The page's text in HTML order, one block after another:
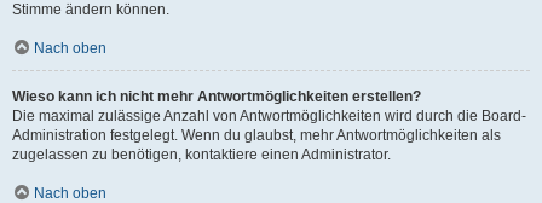
Stimme ändern können.
Nach oben
Wieso kann ich nicht mehr Antwortmöglichkeiten erstellen?
Die maximal zulässige Anzahl von Antwortmöglichkeiten wird durch die Board-
Administration festgelegt. Wenn du glaubst, mehr Antwortmöglichkeiten als
zugelassen zu benötigen, kontaktiere einen Administrator.
Nach oben